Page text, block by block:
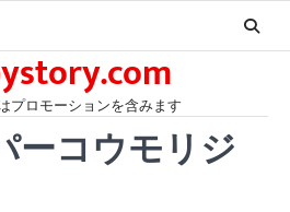
プロモーションを含みます
ーコウモリジ